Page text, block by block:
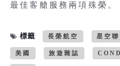
最佳客艙服務兩項殊榮。
標籤 長榮航空 星空聯
美國 旅遊雜誌